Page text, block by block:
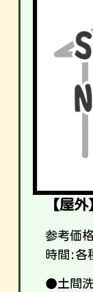
【屋
参考価
時間:各
●土間